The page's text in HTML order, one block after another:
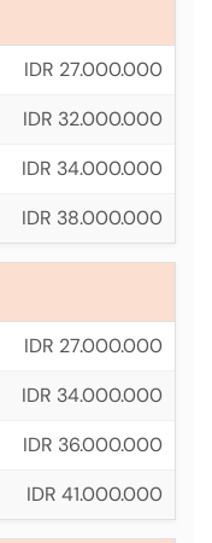
IDR 27.000.000
IDR 32.000.000
IDR 34.000.000
IDR 38.000.000
IDR 27.000.000
IDR 34.000.000
IDR 36.000.000
IDR 41.000.000